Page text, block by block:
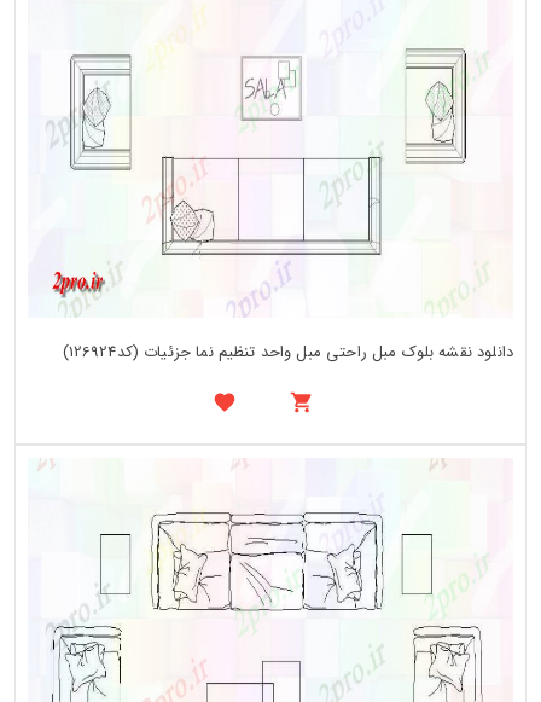
دانلود نقشه بلوک مبل راحتی مبل واحد تنظیم نما جزئیات (کد126924)